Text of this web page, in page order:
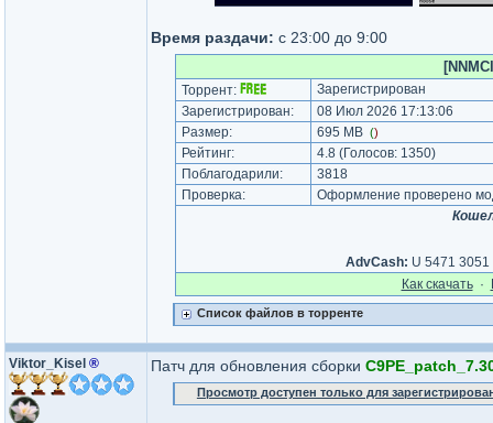
Время раздачи: с 23:00 до 9:00
Торрент:
Зарегистрирован
Зарегистрирован:
08 Июл 2026 17:13:06
Размер:
695 MB ()
Рейтинг: 4.8 (Голосов: 1350)
Поблагодарили:
3818
Проверка:
Оформление проверено
AdvCash: U 5471
Как cкачать·
Список файлов в торренте
Viktor_Kisel ® Патч для обновления сборки
Просмотр доступен только для